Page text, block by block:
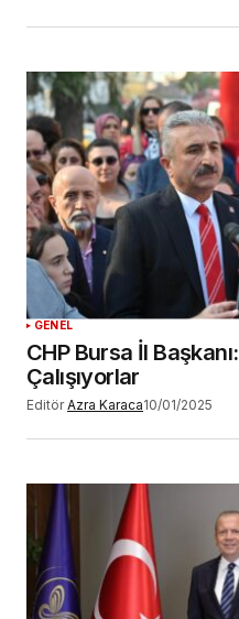
GENEL
CHP Bursa İl
Çalışıyorlar
Editör Azra Karaca10/01/2025